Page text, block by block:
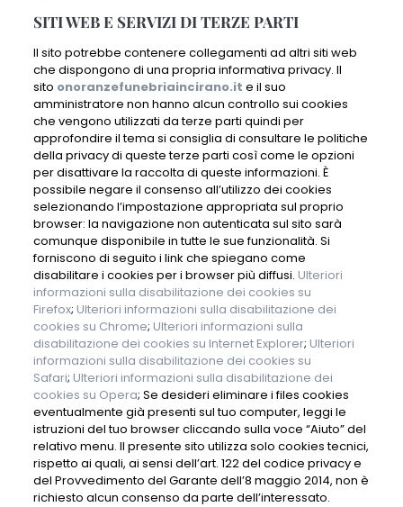
SITI WEB E SERVIZI DI TERZE PARTI
Il sito potrebbe contenere collegamenti ad altri siti web
che dispongono di una propria informativa privacy. Il
sito onoranzefunebriaincirano.it e il suo
amministratore non hanno alcun controllo sui cookies
che vengono utilizzati da terze parti quindi per
approfondire il tema si consiglia di consultare le politiche
della privacy di queste terze parti così come le opzioni
per disattivare la raccolta di queste informazioni. È
possibile negare il consenso all’utilizzo dei cookies
selezionando l’impostazione appropriata sul proprio
browser: la navigazione non autenticata sul sito sarà
comunque disponibile in tutte le sue funzionalità. Si
forniscono di seguito i link che spiegano come
disabilitare i cookies per i browser più diffusi. Ulteriori
informazioni sulla disabilitazione dei cookies su
Firefox; Ulteriori informazioni sulla disabilitazione dei
cookies su Chrome; Ulteriori informazioni sulla
disabilitazione dei cookies su Internet Explorer; Ulteriori
informazioni sulla disabilitazione dei cookies su
Safari; Ulteriori informazioni sulla disabilitazione dei
cookies su Opera; Se desideri eliminare i files cookies
eventualmente già presenti sul tuo computer, leggi le
istruzioni del tuo browser cliccando sulla voce “Aiuto” del
relativo menu. Il presente sito utilizza solo cookies tecnici,
rispetto ai quali, ai sensi dell’art. 122 del codice privacy e
del Provvedimento del Garante dell’8 maggio 2014, non è
richiesto alcun consenso da parte dell’interessato.